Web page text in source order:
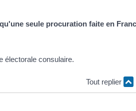
seule procuration faite en
électorale consulaire.
Tout replier